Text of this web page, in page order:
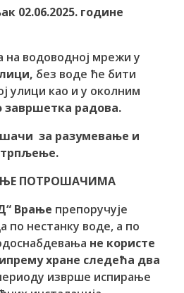
02.06.2025. године
водоводној мрежи у
без воде ће бити
улици као и у околним
завршетка радова.
за разумевање и
ПОТРОШАЧИМА
Врање препоручује
по нестанку воде, а по
не користе
хране следећа два
изврше испирање